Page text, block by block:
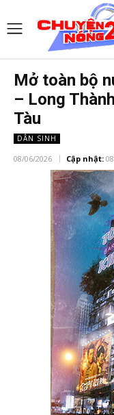
Mở toàn bộ
– Long
Tàu
DÂN SINH
08/06/2026 Cập nhật: